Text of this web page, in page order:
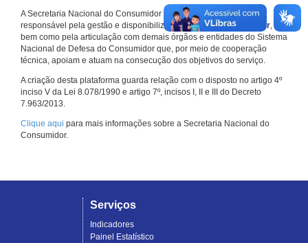
A Secretaria Nacional do Consumidor do Ministério da Justiça é a
responsável pela gestão e disponibilização doConsumidor.gov.br,
bem como pela articulação com demais órgãos e entidades do Sistema
Nacional de Defesa do Consumidor que, por meio de cooperação
técnica, apoiam e atuam na consecução dos objetivos do serviço.
A criação desta plataforma guarda relação com o disposto no artigo 4º
inciso V da Lei 8.078/1990 e artigo 7º, incisos I, II e III do Decreto
7.963/2013.
Clique aqui para mais informações sobre a Secretaria Nacional do
Consumidor.
Serviços
Indicadores
Painel Estatístico